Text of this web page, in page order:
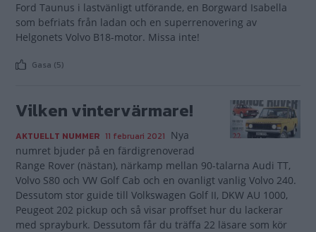
Ford Taunus i lastvänligt utförande, en Borgward Isabella
som befriats från ladan och en superrenovering av
Helgonets Volvo B18-motor. Missa inte!
Gasa (5)
Vilken vintervärmare!
AKTUELLT NUMMER 11 februari 2021 Nya
numret bjuder på en färdigrenoverad
Range Rover (nästan), närkamp mellan 90-talarna Audi TT,
Volvo S80 och VW Golf Cab och en ovanligt vanlig Volvo 240.
Dessutom stor guide till Volkswagen Golf II, DKW AU 1000,
Peugeot 202 pickup och så visar proffset hur du lackerar
med sprayburk. Dessutom får du träffa 22 läsare som kör